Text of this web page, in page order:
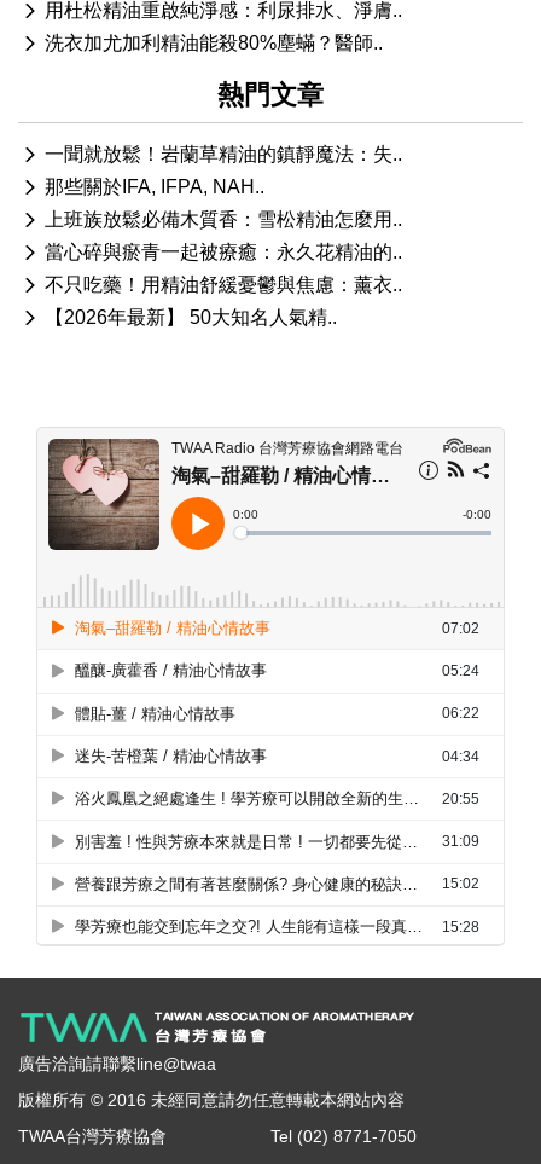
用杜松精油重啟純淨感：利尿排水、淨膚..
洗衣加尤加利精油能殺80%塵蟎？醫師..
熱門文章
一聞就放鬆！岩蘭草精油的鎮靜魔法：失..
那些關於IFA, IFPA, NAH..
上班族放鬆必備木質香：雪松精油怎麼用..
當心碎與瘀青一起被療癒：永久花精油的..
不只吃藥！用精油舒緩憂鬱與焦慮：薰衣..
【2026年最新】 50大知名人氣精..
廣告洽詢請聯繫line@twaa
版權所有 © 2016 未經同意請勿任意轉載本網站內容
TWAA台灣芳療協會
Tel (02) 8771-7050